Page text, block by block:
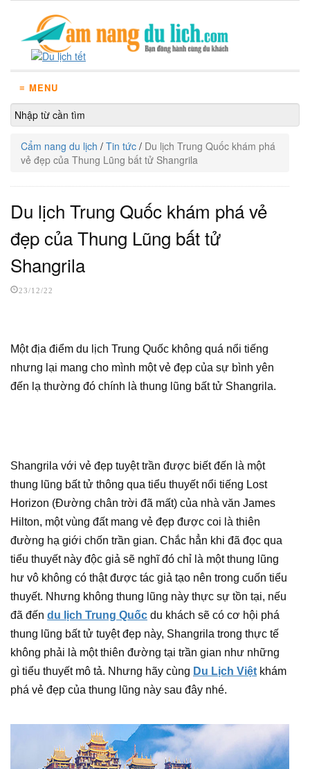
≡ MENU
Cẩm nang du lịch / Tin tức / Du lịch Trung Quốc khám phá
vẻ đẹp của Thung Lũng bất tử Shangrila
Du lịch Trung Quốc khám phá vẻ
đẹp của Thung Lũng bất tử
Shangrila
23/12/22
Một địa điểm du lịch Trung Quốc không quá nổi tiếng
nhưng lại mang cho mình một vẻ đẹp của sự bình yên
đến lạ thường đó chính là thung lũng bất tử Shangrila.
Shangrila với vẻ đẹp tuyệt trần được biết đến là một
thung lũng bất tử thông qua tiểu thuyết nổi tiếng Lost
Horizon (Đường chân trời đã mất) của nhà văn James
Hilton, một vùng đất mang vẻ đẹp được coi là thiên
đường hạ giới chốn trần gian. Chắc hẳn khi đã đọc qua
tiểu thuyết này độc giả sẽ nghĩ đó chỉ là một thung lũng
hư vô không có thật được tác giả tạo nên trong cuốn tiểu
thuyết. Nhưng không thung lũng này thực sự tồn tại, nếu
đã đến du lịch Trung Quốc du khách sẽ có cơ hội phá
thung lũng bất tử tuyệt đẹp này, Shangrila trong thực tế
không phải là một thiên đường tại trần gian như những
gì tiểu thuyết mô tả. Nhưng hãy cùng Du Lịch Việt khám
phá vẻ đẹp của thung lũng này sau đây nhé.